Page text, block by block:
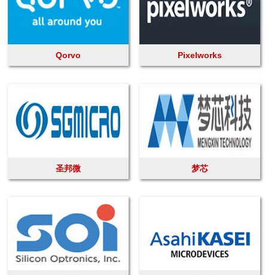
Qorvo Pixelworks
圣邦微 梦芯